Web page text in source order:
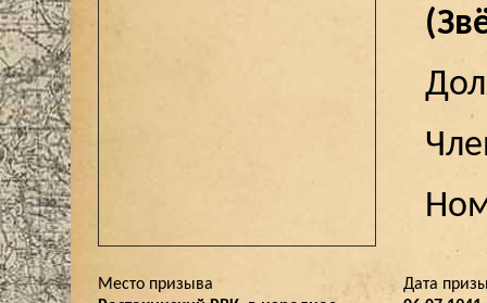
Место призыва
Дата